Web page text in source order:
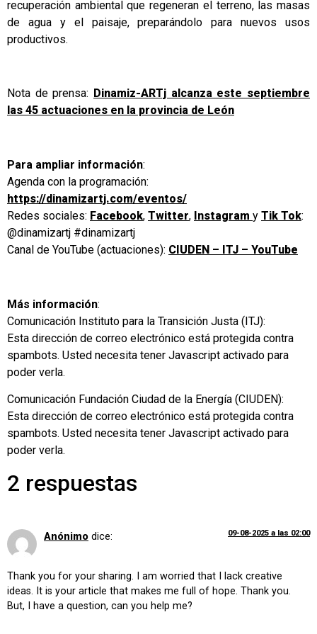
recuperación ambiental que regeneran el terreno, las masas
de agua y el paisaje, preparándolo para nuevos usos
productivos.
Nota de prensa: Dinamiz-ARTj alcanza este septiembre
las 45 actuaciones en la provincia de León
Para ampliar información:
Agenda con la programación:
https://dinamizartj.com/eventos/
Redes sociales: Facebook, Twitter, Instagram y Tik Tok:
@dinamizartj #dinamizartj
Canal de YouTube (actuaciones): CIUDEN – ITJ – YouTube
Más información:
Comunicación Instituto para la Transición Justa (ITJ):
Esta dirección de correo electrónico está protegida contra
spambots. Usted necesita tener Javascript activado para
poder verla.
Comunicación Fundación Ciudad de la Energía (CIUDEN):
Esta dirección de correo electrónico está protegida contra
spambots. Usted necesita tener Javascript activado para
poder verla.
2 respuestas
Anónimo dice: 09-08-2025 a las 02:00
Thank you for your sharing. I am worried that I lack creative
ideas. It is your article that makes me full of hope. Thank you.
But, I have a question, can you help me?